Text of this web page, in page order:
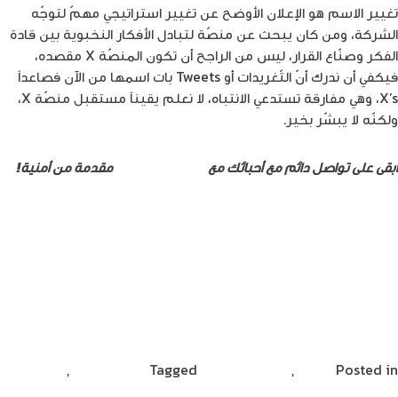
تغيير الاسم هو الإعلان الأوضح عن تغيير استراتيجي مهمّ لتوجّه
الشركة، ومن كان يبحث عن منصّة لتبادل الأفكار النخبوية بين قادة
الفكر وصنّاع القرار، ليس من الراجح أن تكون المنصّة X مقصده،
فيكفي أن ندرك أنّ التّغريدات أو Tweets بات اسمها من الآن فصاعداً
X’s، وهي مفارقة تستدعي الانتباه، لا نعلم يقيناً مستقبل منصّة X،
ولكنّه لا يبشّر بخير.
ابقى على تواصل دائم مع أحبائك مع مقدمة من أمنية!
Posted in
,
Tagged
,